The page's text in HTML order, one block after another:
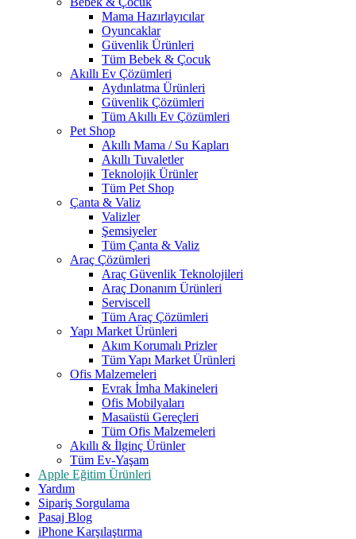
Mama Hazırlayıcılar
Oyuncaklar
Güvenlik Ürünleri
Tüm Bebek & Çocuk
Akıllı Ev Çözümleri
Aydınlatma Ürünleri
Güvenlik Çözümleri
Tüm Akıllı Ev Çözümleri
Pet Shop
Akıllı Mama / Su Kapları
Akıllı Tuvaletler
Teknolojik Ürünler
Tüm Pet Shop
Çanta & Valiz
Valizler
Şemsiyeler
Tüm Çanta & Valiz
Araç Çözümleri
Araç Güvenlik Teknolojileri
Araç Donanım Ürünleri
Serviscell
Tüm Araç Çözümleri
Yapı Market Ürünleri
Akım Korumalı Prizler
Tüm Yapı Market Ürünleri
Ofis Malzemeleri
Evrak İmha Makineleri
Ofis Mobilyaları
Masaüstü Gereçleri
Tüm Ofis Malzemeleri
Akıllı & İlginç Ürünler
Tüm Ev-Yaşam
Apple Eğitim Ürünleri
Yardım
Sipariş Sorgulama
Pasaj Blog
iPhone Karşılaştırma